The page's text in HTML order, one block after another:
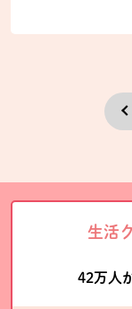
生活
42万人